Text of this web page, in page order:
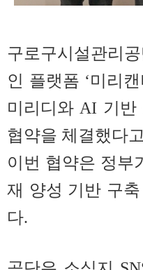
구로구시설관리
인 플랫폼 ‘미리
미리디와 AI 기
협약을 체결했다
이번 협약은 정부
재 양성 기반 구
다.